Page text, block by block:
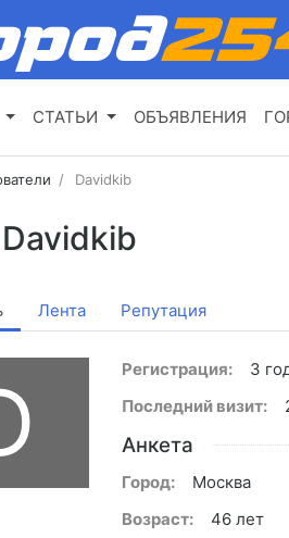
СТАТЬИ ОБЪЯВЛЕНИЯ
Davidkib
Davidkib
Лента Репутация
Регистрация:
3
Последний визит:
Анкета
Город:
Москва
Возраст:
46 лет